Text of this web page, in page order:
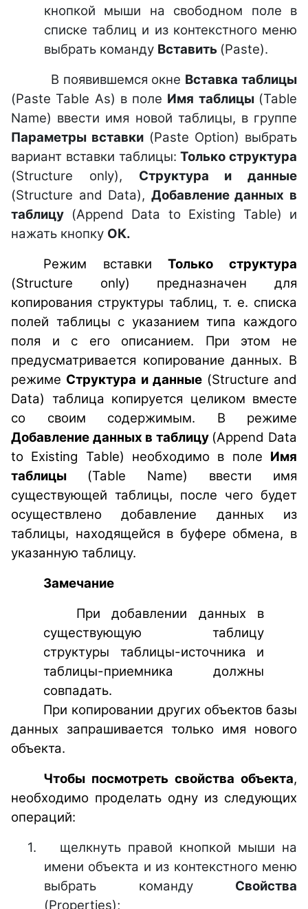
кнопкой мыши на свободном поле в
списке таблиц и из контекстного меню
выбрать команду Вставить (Paste).
В появившемся окне Вставка таблицы
(Paste Table As) в поле Имя таблицы (Table
Name) ввести имя новой таблицы, в группе
Параметры вставки (Paste Option) выбрать
вариант вставки таблицы:Только структура
(Structure only), Структура и данные
(Structure and Data), Добавление данных в
таблицу (Append Data to Existing Table) и
нажать кнопку ОК.
Режим вставкиТолько структура
(Structure only) предназначен для
копирования структуры таблиц, т. е. списка
полей таблицы с указанием типа каждого
поля и с его описанием. При этом не
предусматривается копирование данных. В
режиме Структура и данные (Structure and
Data) таблица копируется целиком вместе
со своим содержимым. В режиме
Добавление данных в таблицу (Append Data
to Existing Table) необходимо в поле Имя
таблицы (Table Name) ввести имя
существующей таблицы, после чего будет
осуществлено добавление данных из
таблицы, находящейся в буфере обмена, в
указанную таблицу.
Замечание
При добавлении данных в
существующую таблицу
структуры таблицы-источника и
таблицы-приемника должны
совпадать.
При копировании других объектов базы
данных запрашивается только имя нового
объекта.
Чтобы посмотреть свойства объекта,
необходимо проделать одну из следующих
операций:
1.
щелкнуть правой кнопкой мыши на
имени объекта и из контекстного меню
выбрать команду Свойства
(Properties);